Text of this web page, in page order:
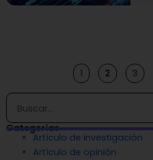
1 2 3
Buscar
Categorías
Artículo de investigación
Artículo de opinión